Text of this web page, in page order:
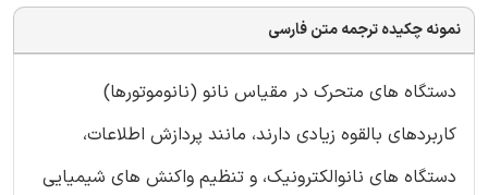
نمونه چکیده ترجمه متن فارسی
دستگاه های متحرک در مقیاس نانو (نانوموتورها)
کاربردهای بالقوه زیادی دارند، مانند پردازش اطلاعات،
دستگاه های نانوالکترونیک، و تنظیم واکنش های شیمیایی